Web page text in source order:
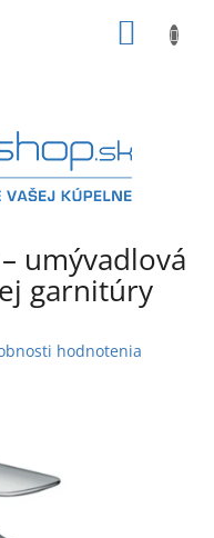
umývadlová
garnitúry
hodnotenia